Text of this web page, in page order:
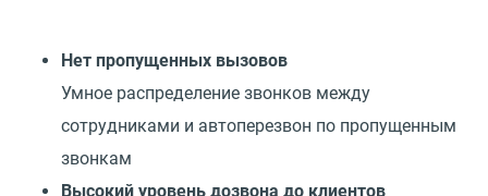
Нет пропущенных вызовов
Умное распределение звонков между
сотрудниками и автоперезвон по пропущенным
звонкам
Высокий уровень дозвона до клиентов